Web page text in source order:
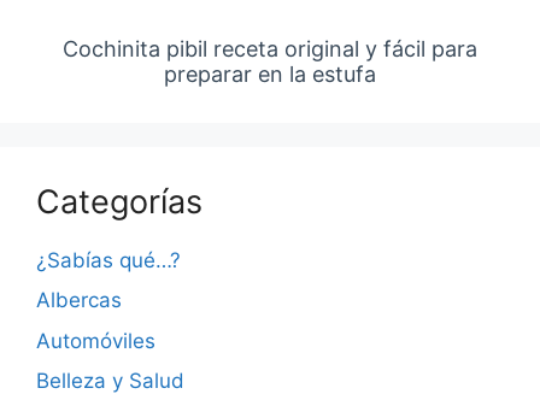
Cochinita pibil receta original y fácil para
preparar en la estufa
Categorías
¿Sabías qué…?
Albercas
Automóviles
Belleza y Salud